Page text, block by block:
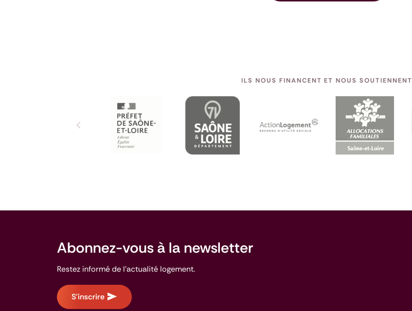
ILS NOUS FINANCENT ET NOUS SOUTIENNENT
Pas de diapositive précédente : Ils nous financent et nous soutiennent
Abonnez-vous à la newsletter
Restez informé de l'actualité logement.
S'inscrire